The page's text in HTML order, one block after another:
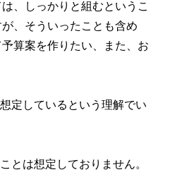
、しっかりと組むというこ
、そういったことも含め
算案を作りたい、また、お
定しているという理解でい
とは想定しておりません。